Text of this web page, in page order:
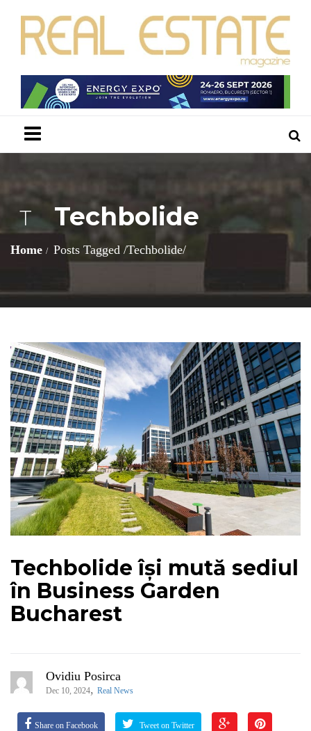
T Techbolide
Home Posts Tagged /Techbolide/
Techbolide își mută sediul
în Business Garden
Bucharest
Ovidiu Posirca
Dec 10, 2024, Real News
Share on Facebook Tweet on Twitter